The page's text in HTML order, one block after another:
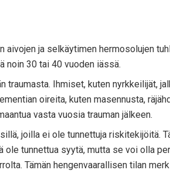
ja selkäytimen hermosolujen
noin 30 tai 40 vuoden iässä.
traumasta. Ihmiset, kuten nyrkkeilijät,
oireita, kuten masennusta,
vasta vuosia trauman jälkeen.
joilla ei ole tunnettuja riskitekijöitä.
tunnettua syytä, mutta se voi olla
Tämän hengenvaarallisen tilan